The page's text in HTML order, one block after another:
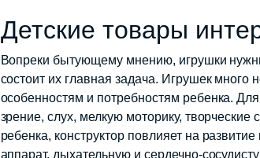
Детские товары
Вопреки бытующему мнению, игрушки
состоит их главная задача. Игрушек
особенностям и потребностям ребенка.
зрение, слух, мелкую моторику,
ребенка, конструктор повлияет на
аппарат, дыхательную и сердечно-